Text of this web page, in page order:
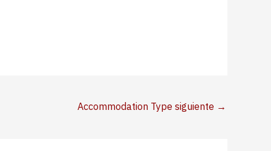
Accommodation Type siguiente →